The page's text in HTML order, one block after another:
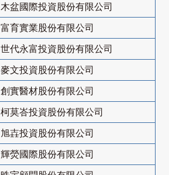
木盆國際投資股份有限公司
富育實業股份有限公司
世代永富投資股份有限公司
麥文投資股份有限公司
創實醫材股份有限公司
柯莫峇投資股份有限公司
旭壵投資股份有限公司
輝熒國際股份有限公司